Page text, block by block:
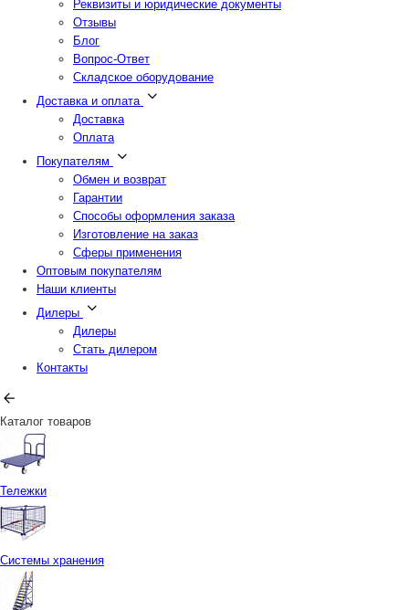
Реквизиты и юридические документы
Отзывы
Блог
Вопрос-Ответ
Складское оборудование
Доставка и оплата
Доставка
Оплата
Покупателям
Обмен и возврат
Гарантии
Способы оформления заказа
Изготовление на заказ
Сферы применения
Оптовым покупателям
Наши клиенты
Дилеры
Дилеры
Стать дилером
Контакты
Каталог товаров
Тележки
Системы хранения